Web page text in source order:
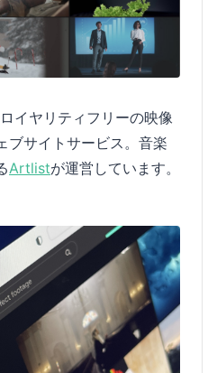
イヤリティフリーの映像
ブサイトサービス。音楽
Artlistが運営しています。